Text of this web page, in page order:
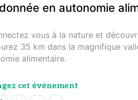
en autonomie
vous à la nature et
35 km dans la magnifique
alimentaire.
cet événement